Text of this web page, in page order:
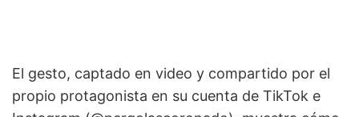
El gesto, captado en video y compartido por el
propio protagonista en su cuenta de TikTok e